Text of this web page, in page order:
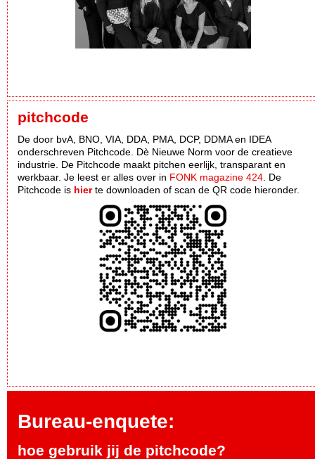
pitchcode
De door bvA, BNO, VIA, DDA, PMA, DCP, DDMA en IDEA
onderschreven Pitchcode. Dè Nieuwe Norm voor de creatieve
industrie. De Pitchcode maakt pitchen eerlijk, transparant en
werkbaar. Je leest er alles over in FONK magazine 424 . De
Pitchcode is hierte downloaden of scan de QR code hieronder.
Bureau-enquete:
hoe gebruik jij de pitchcode?